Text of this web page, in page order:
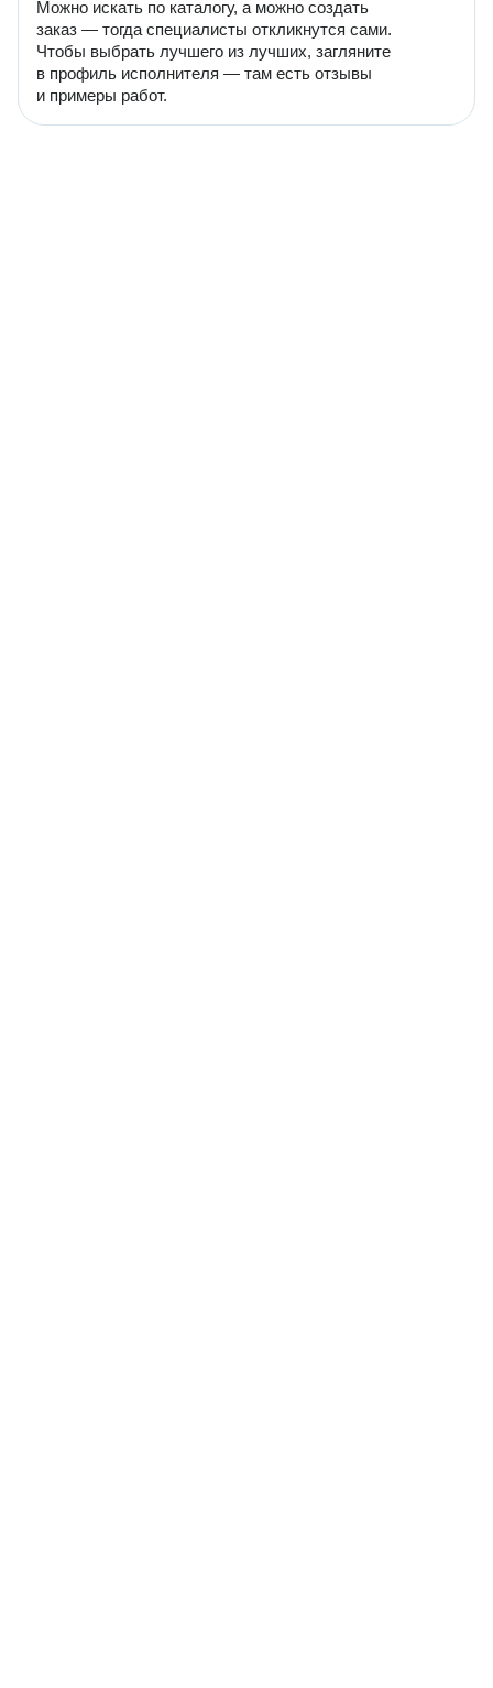
Можно искать по каталогу, а можно создать
заказ — тогда специалисты откликнутся сами.
Чтобы выбрать лучшего из лучших, загляните
в профиль исполнителя — там есть отзывы
и примеры работ.